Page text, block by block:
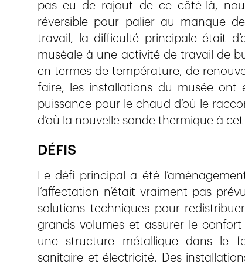
pas eu de rajout de ce côté-là,
réversible pour palier au manque
travail, la difficulté principale était
muséale à une activité de travail de
en termes de température, de
faire, les installations du musée
puissance pour le chaud d’où le
d’où la nouvelle sonde thermique à cet
DÉFIS
Le défi principal a été
l’affectation n’était vraiment pas
solutions techniques pour
grands volumes et assurer le
une structure métallique dans le
sanitaire et électricité. Des